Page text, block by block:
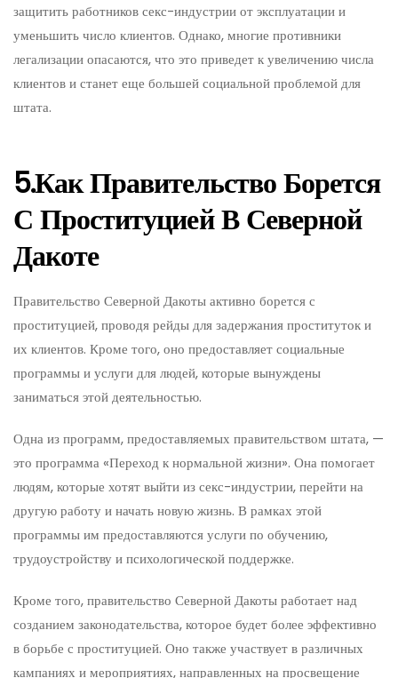
защитить работников секс-индустрии от эксплуатации и
уменьшить число клиентов. Однако, многие противники
легализации опасаются, что это приведет к увеличению числа
клиентов и станет еще большей социальной проблемой для
штата.
5.Как Правительство Борется
С Проституцией В Северной
Дакоте
Правительство Северной Дакоты активно борется с
проституцией, проводя рейды для задержания проституток и
их клиентов. Кроме того, оно предоставляет социальные
программы и услуги для людей, которые вынуждены
заниматься этой деятельностью.
Одна из программ, предоставляемых правительством штата, —
это программа «Переход к нормальной жизни». Она помогает
людям, которые хотят выйти из секс-индустрии, перейти на
другую работу и начать новую жизнь. В рамках этой
программы им предоставляются услуги по обучению,
трудоустройству и психологической поддержке.
Кроме того, правительство Северной Дакоты работает над
созданием законодательства, которое будет более эффективно
в борьбе с проституцией. Оно также участвует в различных
кампаниях и мероприятиях, направленных на просвещение